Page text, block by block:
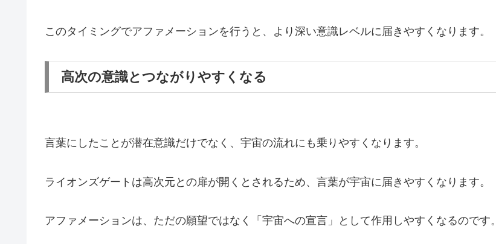
このタイミングでアファメーションを行うと、より深い意識レベルに届きやすくなります。
高次の意識とつながりやすくなる
言葉にしたことが潜在意識だけでなく、宇宙の流れにも乗りやすくなります。
ライオンズゲートは高次元との扉が開くとされるため、言葉が宇宙に届きやすくなります。
アファメーションは、ただの願望ではなく「宇宙への宣言」として作用しやすくなるのです。